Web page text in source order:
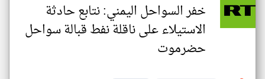
خفر السواحل اليمني: نتابع حادثة
الاستيلاء على ناقلة نفط قبالة سواحل
حضرموت